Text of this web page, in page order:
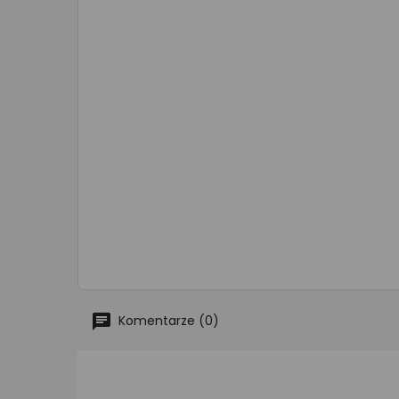
Komentarze (0)